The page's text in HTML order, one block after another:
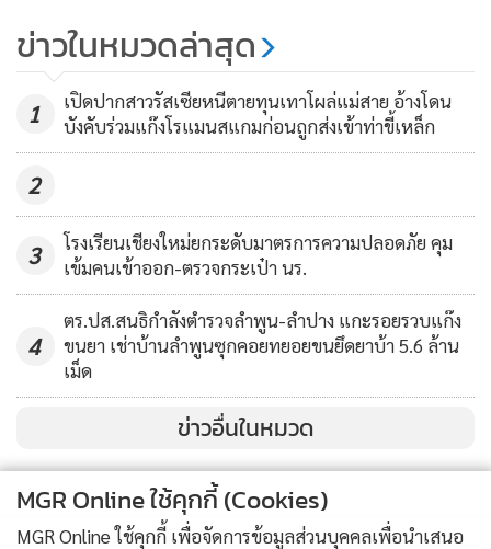
ต่อมามารดาของ นายวิศิษฏ์ เห็นท่าไม่ดี ได้เข้ามาห้ามปราม
ลูกชายเพื่อให้หยุด จึงทำให้ชายแปลกหน้าสบโอกาสไปกระชาก
แขนมารดาของนายวิศิษฏ์ จนนายวิศิษฏ์ต้องถาโถมตัวเข้าปก
ป้องมารดา ซึ่งจังหวะนี้นายวิศิษฏ์ได้เสียหลักล้มลง จนทำให้ถูก
ชายแปลกหน้าอาศัยจังหวะนั้น ตั้งตัวแล้วชักอาวุธปืนออกมายิง
เข้าใส่นายวิศิษฏ์ ที่กำลังนอนขวางอยู่บนพื้น เพื่อปกป้องมารดา
4,410
หนุ่มฝรั่งเศสหนีคดีฆ่าหั่นศพ-เผาผัว
เฒ่าอิตาลี(ชมคลิป)
ข่าวในหมวดล่าสุด
1
เปิดปากสาวรัสเซียหนีตายทุนเทาโผล่แม่สาย อ้างโดน
บังคับร่วมแก๊งโรแมนสแกมก่อนถูกส่งเข้าท่าขี้เหล็ก
2
3
โรงเรียนเชียงใหม่ยกระดับมาตรการความปลอดภัย คุม
เข้มคนเข้าออก-ตรวจกระเป๋า นร.
4
ตร.ปส.สนธิกำลังตำรวจลำพูน-ลำปาง แกะรอยรวบแก๊ง
ขนยา เช่าบ้านลำพูนซุกคอยทยอยขนยึดยาบ้า 5.6 ล้าน
เม็ด
ข่าวอื่นในหมวด
MGR Online ใช้คุกกี้ (Cookies)
MGR Online ใช้คุกกี้ เพื่อจัดการข้อมูลส่วนบุคคลเพื่อนำเสนอ